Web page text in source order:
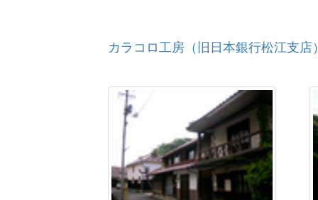
カラコロ工房（旧日本銀行松江支店